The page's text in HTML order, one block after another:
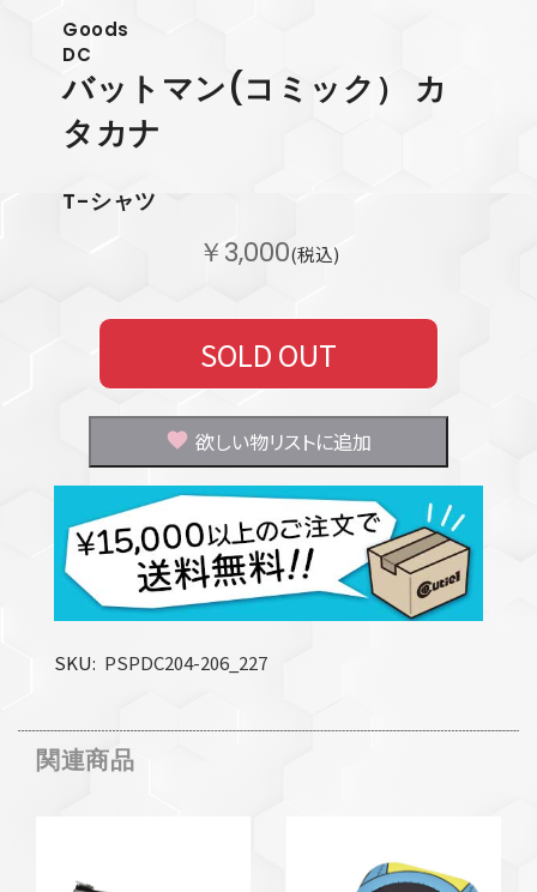
Goods
DC
バットマン(コミック） カ
タカナ
T-シャツ
￥3,000(税込)
SOLD OUT
欲しい物リストに追加
SKU PSPDC204-206_227
関連商品